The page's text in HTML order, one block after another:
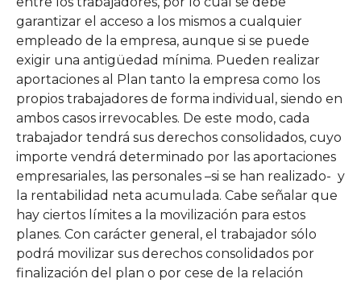
garantizar el acceso a los mismos a cualquier
empleado de la empresa, aunque si se puede
exigir una antigüedad mínima. Pueden realizar
aportaciones al Plan tanto la empresa como los
propios trabajadores de forma individual, siendo en
ambos casos irrevocables. De este modo, cada
trabajador tendrá sus derechos consolidados, cuyo
importe vendrá determinado por las aportaciones
empresariales, las personales –si se han realizado- y
la rentabilidad neta acumulada. Cabe señalar que
hay ciertos límites a la movilización para estos
planes. Con carácter general, el trabajador sólo
podrá movilizar sus derechos consolidados por
finalización del plan o por cese de la relación